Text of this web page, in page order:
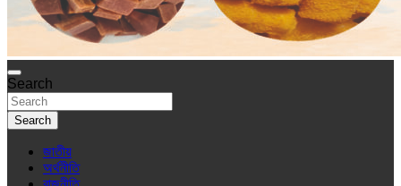
Search
Search
জাতীয়
অর্থনীতি